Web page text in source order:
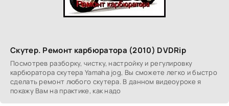
Скутер. Ремонт карбюратора (2010) DVDRip
Посмотрев разборку, чистку, настройку и регулировку
карбюратора скутера Yamaha jog, Вы сможете легко и быстро
сделать ремонт любого скутера. В данном видеоуроке я
покажу Вам на практике, как надо